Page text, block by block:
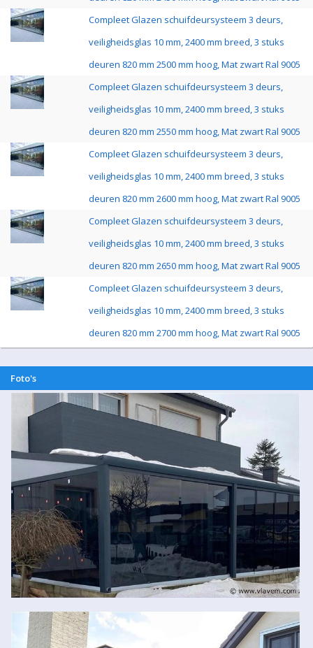
Compleet Glazen schuifdeursysteem 3 deurs,
veiligheidsglas 10 mm, 2400 mm breed, 3 stuks
deuren 820 mm 2500 mm hoog, Mat zwart Ral 9005
Compleet Glazen schuifdeursysteem 3 deurs,
veiligheidsglas 10 mm, 2400 mm breed, 3 stuks
deuren 820 mm 2550 mm hoog, Mat zwart Ral 9005
Compleet Glazen schuifdeursysteem 3 deurs,
veiligheidsglas 10 mm, 2400 mm breed, 3 stuks
deuren 820 mm 2600 mm hoog, Mat zwart Ral 9005
Compleet Glazen schuifdeursysteem 3 deurs,
veiligheidsglas 10 mm, 2400 mm breed, 3 stuks
deuren 820 mm 2650 mm hoog, Mat zwart Ral 9005
Compleet Glazen schuifdeursysteem 3 deurs,
veiligheidsglas 10 mm, 2400 mm breed, 3 stuks
deuren 820 mm 2700 mm hoog, Mat zwart Ral 9005
Foto's